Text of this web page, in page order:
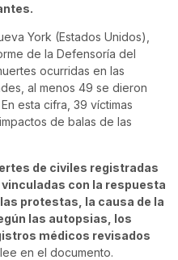
York (Estados Unidos),
de la Defensoría del
ocurridas en las
al menos 49 se dieron
esta cifra, 39 víctimas
de balas de las
de civiles registradas
con la respuesta
protestas, la causa de la
las autopsias, los
médicos revisados
lee en el documento.